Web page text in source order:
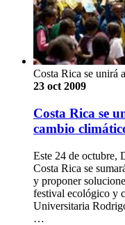
Costa Rica se unirá
23 oct 2009
Costa Rica se
cambio
Este 24 de octubre,
Costa Rica se
y proponer
festival ecológico y
Universitaria
…